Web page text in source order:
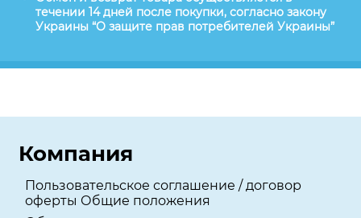
течении 14 дней после покупки, согласно закону
Украины “О защите прав потребителей Украины”
Компания
Пользовательское соглашение / договор
оферты Общие положения